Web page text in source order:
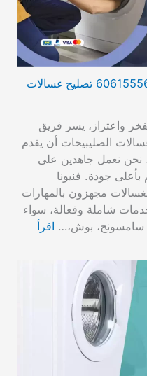
فني تصليح غسالات الصليبيخات 60615556 تصليح غسالات
واعتزاز، يسر فريق
الصليبيخات أن يقدم
نحن نعمل جاهدين على
بأعلى جودة. فنيونا
مجهزون بالمهارات
شاملة وفعالة، سواء
سامسونج، بوش،… اقرأ